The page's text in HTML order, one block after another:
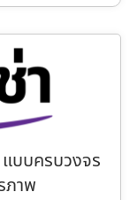
บบครบวงจร
ภาพ